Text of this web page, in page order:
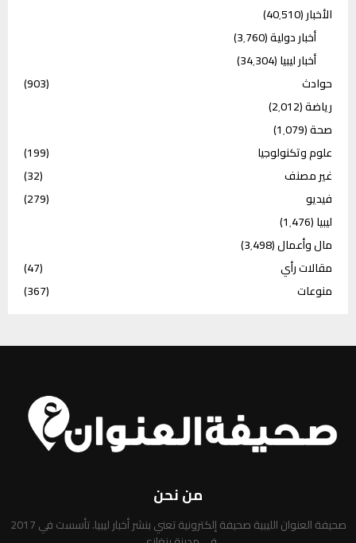
الأخبار(40٬510)
أخبار دولية(3٬760)
أخبار ليبيا(34٬304)
حوادث
(903)
رياضة(2٬012)
صحة(1٬079)
علوم وتكنولوجيا
(199)
غير مصنف
(32)
فيديو
(279)
ليبيا(1٬476)
مال وأعمال(3٬498)
مقالات رأي
(47)
منوعات
(367)
من نحن
صحيفة العنوان الليبية صحيفة إلكترونية تعني بنشر أخبار ليبيا. تأسست في 2017